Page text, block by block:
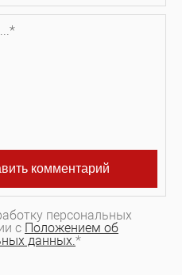
персональных
с Положением об
данных. *